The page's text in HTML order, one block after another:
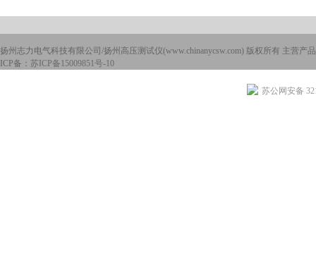
扬州志力电气科技有限公司/扬州高压测试仪(www.chinanycsw.com) 版权所有 主营产
ICP备： 苏ICP备15009851号-10
苏公网安备